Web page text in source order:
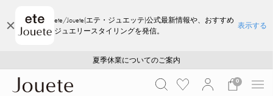
ete/Jouete(エテ・ジュエッテ)公式最新情報や、おすすめ
ジュエリースタイリングを発信。
表示する
採用のご案内
ご注文いただいたお品物のお届け状況について
夏季休業についてのご案内
WEB LIMITED ITEMS >>
採用のご案内
ご注文いただいたお品物のお届け状況について
0